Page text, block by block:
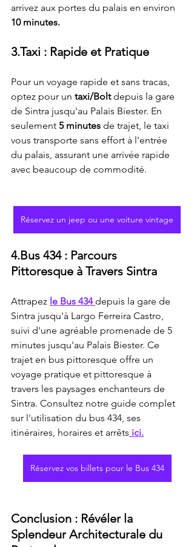
arrivez aux portes du palais en environ
10 minutes.
3.Taxi : Rapide et Pratique
Pour un voyage rapide et sans tracas,
optez pour un taxi/Bolt depuis la gare
de Sintra jusqu'au Palais Biester. En
seulement 5 minutes de trajet, le taxi
vous transporte sans effort à l'entrée
du palais, assurant une arrivée rapide
avec beaucoup de commodité.
Réservez un jeep ou une voiture vintage
4.Bus 434 : Parcours
Pittoresque à Travers Sintra
Attrapez le Bus 434 depuis la gare de
Sintra jusqu'à Largo Ferreira Castro,
suivi d'une agréable promenade de 5
minutes jusqu'au Palais Biester. Ce
trajet en bus pittoresque offre un
voyage pratique et pittoresque à
travers les paysages enchanteurs de
Sintra. Consultez notre guide complet
sur l'utilisation du bus 434, ses
itinéraires, horaires et arrêts ici.
Réservez vos billets pour le Bus 434
Conclusion : Révéler la
Splendeur Architecturale du